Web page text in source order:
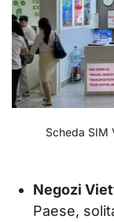
Scheda SIM
Negozi
Paese,